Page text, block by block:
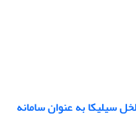
سیلیکا به عنوان سامانه